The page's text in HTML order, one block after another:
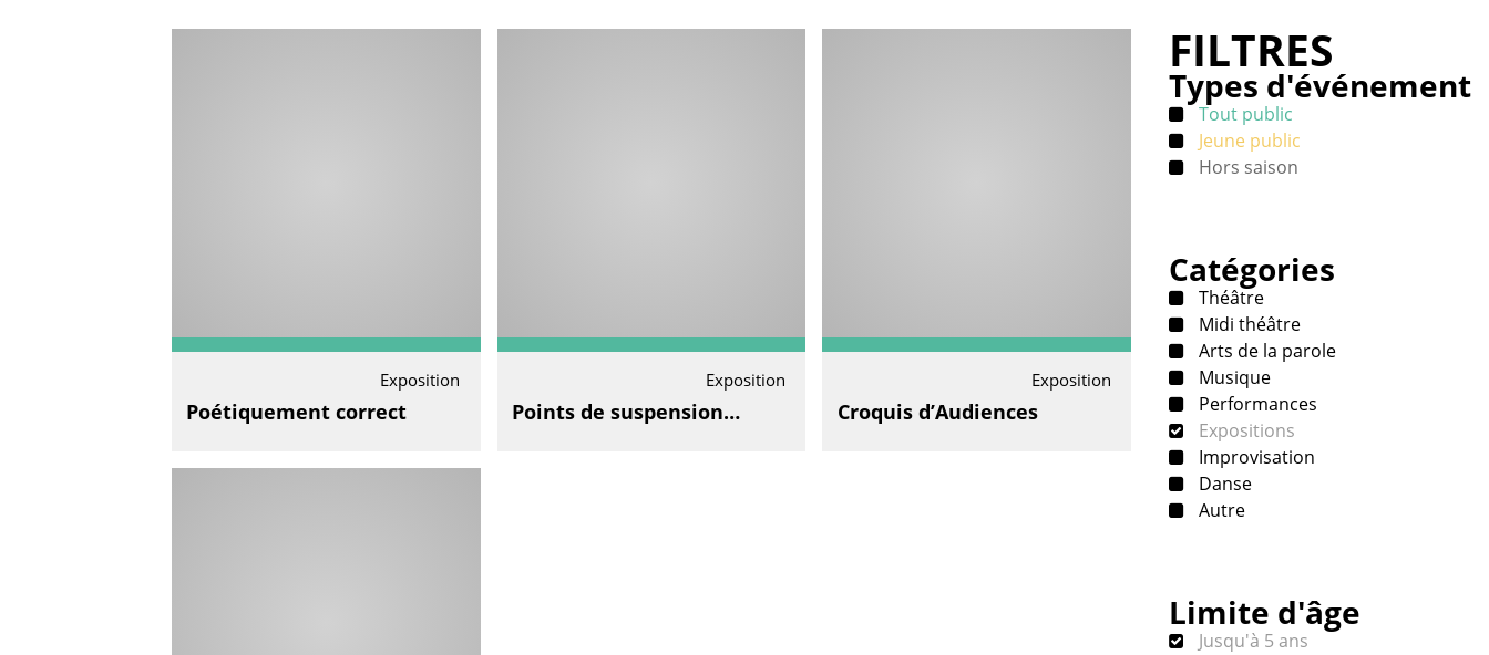
Exposition
Poétiquement correct
Exposition
Points de suspension…
Exposition
Croquis d’Audiences
FILTRES
Types d'événement
Tout public
Jeune public
Hors saison
Catégories
Théâtre
Midi théâtre
Arts de la parole
Musique
Performances
Expositions
Improvisation
Danse
Autre
Limite d'âge
Jusqu'à 5 ans